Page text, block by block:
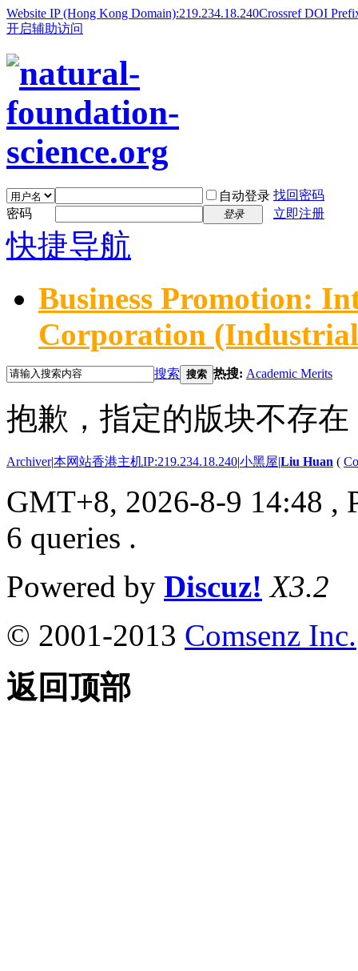
Website IP (Hong Kong Domain):219.234.18.240Crossref DOI
开启辅助访问
自动登录 找回密码
密码
登录 立即注册
快捷导航
Business Promotion:
Corporation
搜索 搜索 热搜: Academic Merits
抱歉，指定的版块不存在
Archiver|本网站香港主机IP:219.234.18.240|小黑屋|Liu Huan (
GMT+8, 2026-8-9 14:48 ,
6 queries .
Powered by Discuz! X3.2
© 2001-2013 Comsenz Inc.
返回顶部